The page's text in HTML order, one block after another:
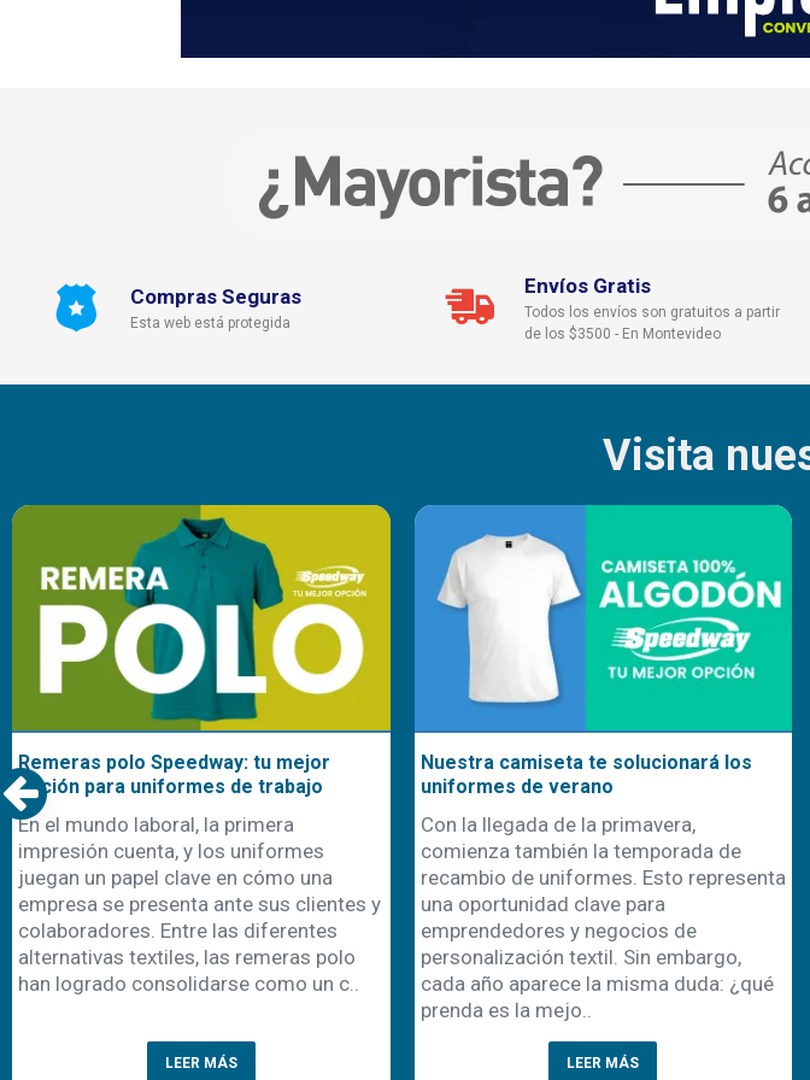
Compras Seguras
Esta web está protegida
Envíos Gratis
Todos los envíos son gratuitos a partir
de los $3500 - En Montevideo
Visita
Remeras polo Speedway: tu mejor
opción para uniformes de trabajo
En el mundo laboral, la primera
impresión cuenta, y los uniformes
juegan un papel clave en cómo una
empresa se presenta ante sus clientes y
colaboradores. Entre las diferentes
alternativas textiles, las remeras polo
han logrado consolidarse como un c..
LEER MÁS
Nuestra camiseta te solucionará los
uniformes de verano
Con la llegada de la primavera,
comienza también la temporada de
recambio de uniformes. Esto representa
una oportunidad clave para
emprendedores y negocios de
personalización textil. Sin embargo,
cada año aparece la misma duda: ¿qué
prenda es la mejo..
LEER MÁS